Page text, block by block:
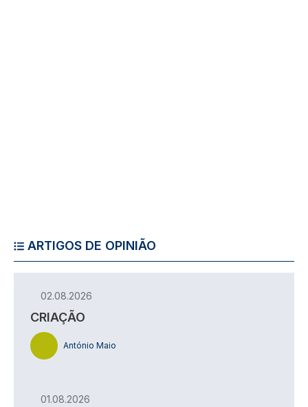
ARTIGOS DE OPINIÃO
02.08.2026
CRIAÇÃO
António Maio
01.08.2026